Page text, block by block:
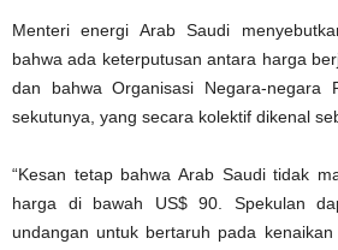
Menteri energi Arab Saudi
bahwa ada keterputusan antara harga
dan bahwa Organisasi Negara-negara
sekutunya, yang secara kolektif dikenal
“Kesan tetap bahwa Arab Saudi tidak
harga di bawah US$ 90. Spekulan
undangan untuk bertaruh pada